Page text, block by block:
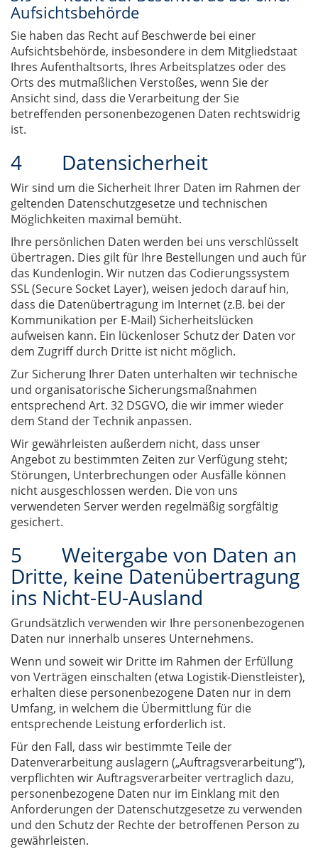
Aufsichtsbehörde
Sie haben das Recht auf Beschwerde bei einer
Aufsichtsbehörde, insbesondere in dem Mitgliedstaat
Ihres Aufenthaltsorts, Ihres Arbeitsplatzes oder des
Orts des mutmaßlichen Verstoßes, wenn Sie der
Ansicht sind, dass die Verarbeitung der Sie
betreffenden personenbezogenen Daten rechtswidrig
ist.
4 Datensicherheit
Wir sind um die Sicherheit Ihrer Daten im Rahmen der
geltenden Datenschutzgesetze und technischen
Möglichkeiten maximal bemüht.
Ihre persönlichen Daten werden bei uns verschlüsselt
übertragen. Dies gilt für Ihre Bestellungen und auch für
das Kundenlogin. Wir nutzen das Codierungssystem
SSL (Secure Socket Layer), weisen jedoch darauf hin,
dass die Datenübertragung im Internet (z.B. bei der
Kommunikation per E-Mail) Sicherheitslücken
aufweisen kann. Ein lückenloser Schutz der Daten vor
dem Zugriff durch Dritte ist nicht möglich.
Zur Sicherung Ihrer Daten unterhalten wir technische
und organisatorische Sicherungsmaßnahmen
entsprechend Art. 32 DSGVO, die wir immer wieder
dem Stand der Technik anpassen.
Wir gewährleisten außerdem nicht, dass unser
Angebot zu bestimmten Zeiten zur Verfügung steht;
Störungen, Unterbrechungen oder Ausfälle können
nicht ausgeschlossen werden. Die von uns
verwendeten Server werden regelmäßig sorgfältig
gesichert.
5 Weitergabe von Daten an
Dritte, keine Datenübertragung
ins Nicht-EU-Ausland
Grundsätzlich verwenden wir Ihre personenbezogenen
Daten nur innerhalb unseres Unternehmens.
Wenn und soweit wir Dritte im Rahmen der Erfüllung
von Verträgen einschalten (etwa Logistik-Dienstleister),
erhalten diese personenbezogene Daten nur in dem
Umfang, in welchem die Übermittlung für die
entsprechende Leistung erforderlich ist.
Für den Fall, dass wir bestimmte Teile der
Datenverarbeitung auslagern („Auftragsverarbeitung“),
verpflichten wir Auftragsverarbeiter vertraglich dazu,
personenbezogene Daten nur im Einklang mit den
Anforderungen der Datenschutzgesetze zu verwenden
und den Schutz der Rechte der betroffenen Person zu
gewährleisten.